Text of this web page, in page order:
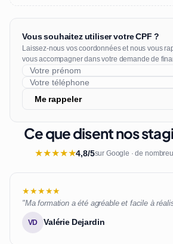
Vous souhaitez utiliser votre CPF ?
Laissez-nous vos coordonnées et nous vous
vous accompagner dans votre demande de
Me rappeler
Ce que disent nos
★★★★★4,8/5sur Google · de
★★★★★
"Ma formation a été agréable et facile à
VD Valérie Dejardin